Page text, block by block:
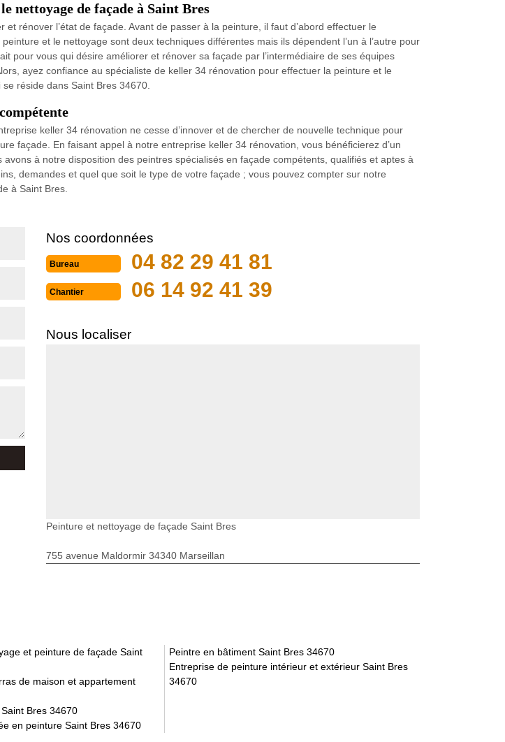
nettoyage de façade à Saint Bres
rénover l’état de façade. Avant de passer à la peinture, il faut d’abord effectuer le
et le nettoyage sont deux techniques différentes mais ils dépendent l’un à l’autre pour
pour vous qui désire améliorer et rénover sa façade par l’intermédiaire de ses équipes
ayez confiance au spécialiste de keller 34 rénovation pour effectuer la peinture et le
réside dans Saint Bres 34670.
keller 34 rénovation ne cesse d’innover et de chercher de nouvelle technique pour
façade. En faisant appel à notre entreprise keller 34 rénovation, vous bénéficierez d’un
à notre disposition des peintres spécialisés en façade compétents, qualifiés et aptes à
demandes et quel que soit le type de votre façade ; vous pouvez compter sur notre
à Saint Bres.
Nos coordonnées
Bureau 04 82 29 41 81
Chantier 06 14 92 41 39
Nous localiser
Peinture et nettoyage de façade Saint Bres
755 avenue Maldormir 34340 Marseillan
et peinture de façade Saint
de maison et appartement
Bres 34670
en peinture Saint Bres 34670
Peintre en bâtiment Saint Bres 34670
Entreprise de peinture intérieur et extérieur Saint Bres
34670